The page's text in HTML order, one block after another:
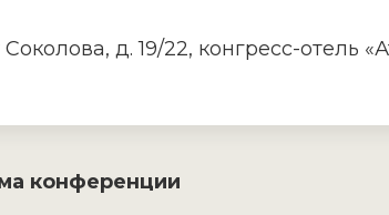
д. 19/22, конгресс-отель
конференции